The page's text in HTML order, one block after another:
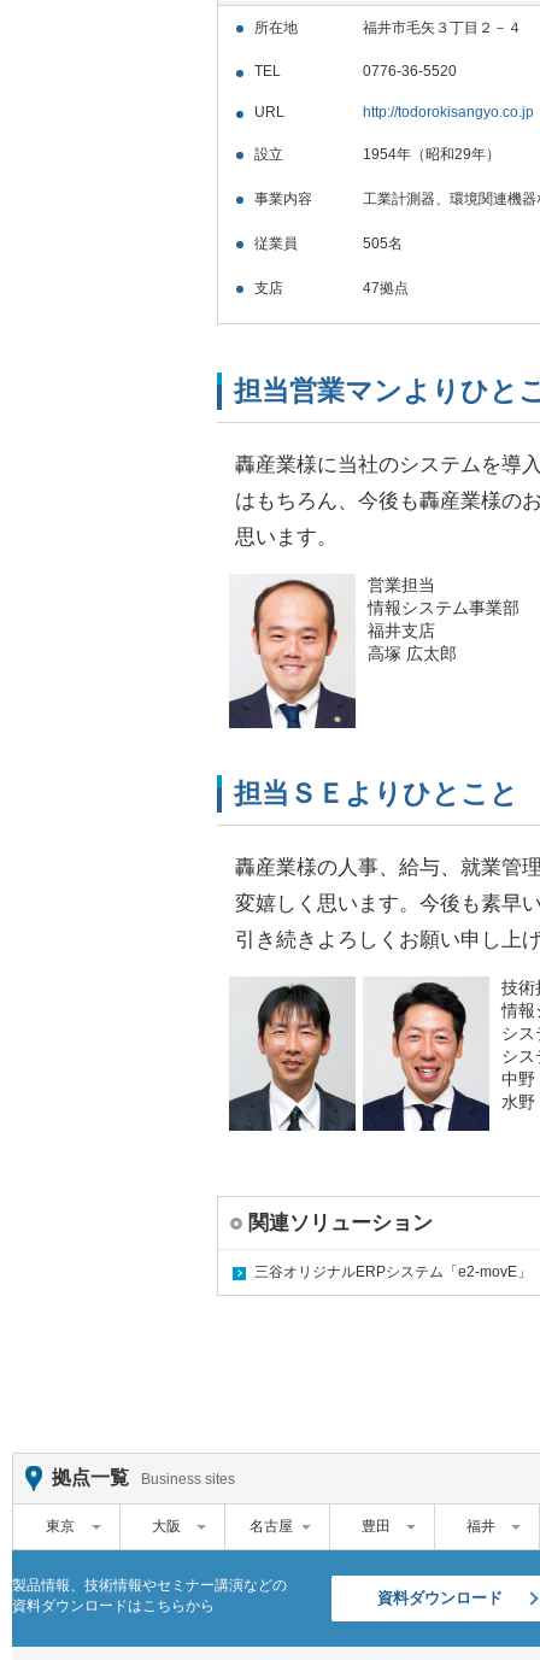
所在地 福井市毛矢３丁目２－４
TEL 0776-36-5520
URL http://todorokisangyo.co.jp
設立 1954年（昭和29年）
事業内容 工業計測器、環境関連機
従業員 505名
支店 47拠点
担当営業マンよりひと
轟産業様に当社のシステムを導
はもちろん、今後も轟産業様の
思います。
営業担当
情報システム事業部
福井支店
高塚 広太郎
担当ＳＥよりひとこと
轟産業様の人事、給与、就業管
変嬉しく思います。今後も素早
引き続きよろしくお願い申し上
技術
情報
シス
シス
中野
水野
関連ソリューション
三谷オリジナルERPシステム「e2-movE」
拠点一覧 Business sites
東京 大阪 名古屋 豊田 福井
製品情報、技術情報やセミナー講演などの
資料ダウンロードはこちらから
資料ダウンロード